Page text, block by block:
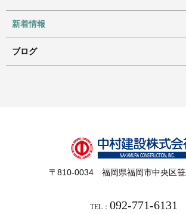
新着情報
ブログ
〒810-0034 福岡県福岡市中央区
TEL： 092-771-6131